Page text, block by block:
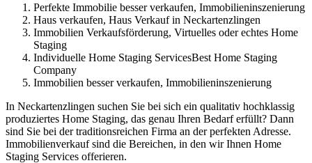
Perfekte Immobilie besser verkaufen, Immobilieninszenierung
Haus verkaufen, Haus Verkauf in Neckartenzlingen
Immobilien Verkaufsförderung, Virtuelles oder echtes Home
Staging
Individuelle Home Staging ServicesBest Home Staging
Company
Immobilien besser verkaufen, Immobilieninszenierung
In Neckartenzlingen suchen Sie bei sich ein qualitativ hochklassig
produziertes Home Staging, das genau Ihren Bedarf erfüllt? Dann
sind Sie bei der traditionsreichen Firma an der perfekten Adresse.
Immobilienverkauf sind die Bereichen, in den wir Ihnen Home
Staging Services offerieren.